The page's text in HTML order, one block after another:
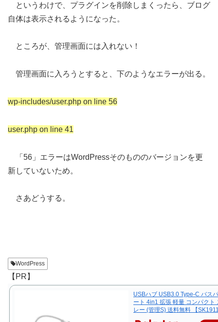
というわけで、プラグインを削除しまくったら、ブログ
自体は表示されるようになった。
ところが、管理画面には入れない！
管理画面に入ろうとすると、下のようなエラーが出る。
wp-includes/user.php on line 56
user.php on line 41
「56」エラーはWordPressそのもののバージョンを更
新していないため。
さあどうする。
WordPress
【PR】
USBハブ USB3.0 Type-C バス
ート 4in1 拡張 軽量 コンパクト
レー (管理S) 送料無料 【